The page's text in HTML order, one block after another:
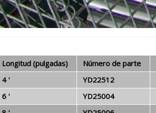
Longitud (pulgadas) Número de parte
4 ' YD22512
6 ' YD25004